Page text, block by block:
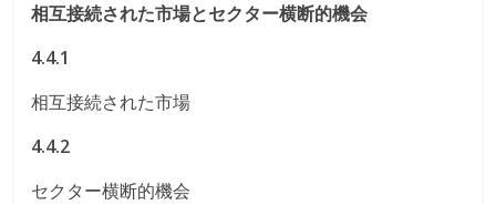
相互接続された市場とセクター横断的機会
4.4.1
相互接続された市場
4.4.2
セクター横断的機会